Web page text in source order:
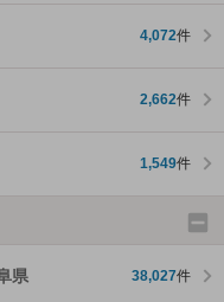
4,072件
2,662件
1,549件
県 38,027件